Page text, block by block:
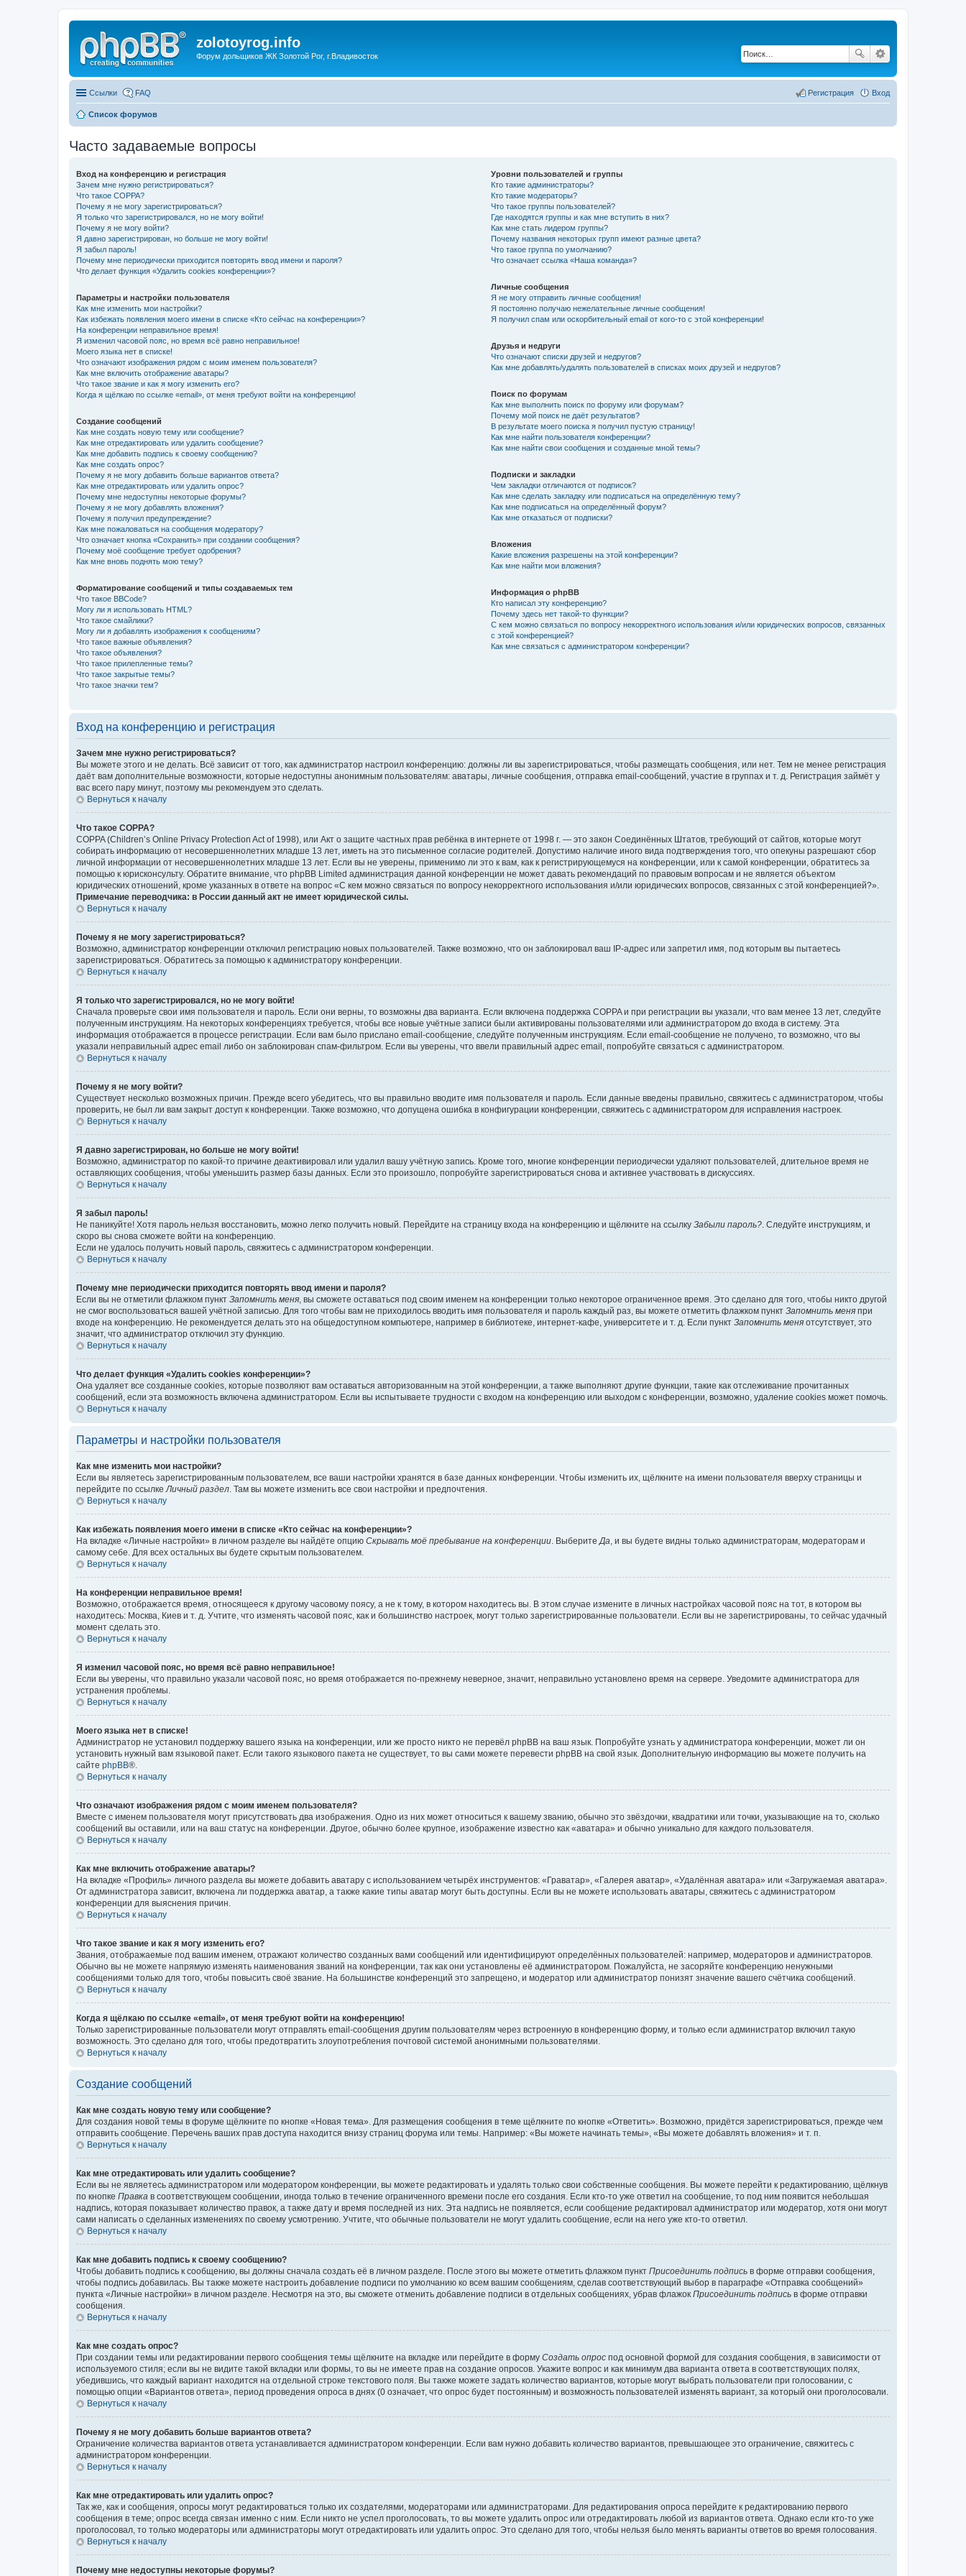
zolotoyrog.info
Форум дольщиков ЖК Золотой Рог, г.Владивосток
Ссылки FAQ Вход
Регистрация
Список форумов
Часто задаваемые вопросы
Вход на конференцию и регистрация
Зачем мне нужно регистрироваться?
Что такое COPPA?
Почему я не могу зарегистрироваться?
Я только что зарегистрировался, но не могу войти!
Почему я не могу войти?
Я давно зарегистрирован, но больше не могу войти!
Я забыл пароль!
Почему мне периодически приходится повторять ввод имени и пароля?
Что делает функция «Удалить cookies конференции»?
Параметры и настройки пользователя
Как мне изменить мои настройки?
Как избежать появления моего имени в списке «Кто сейчас на конференции»?
На конференции неправильное время!
Я изменил часовой пояс, но время всё равно неправильное!
Моего языка нет в списке!
Что означают изображения рядом с моим именем пользователя?
Как мне включить отображение аватары?
Что такое звание и как я могу изменить его?
Когда я щёлкаю по ссылке «email», от меня требуют войти на конференцию!
Создание сообщений
Как мне создать новую тему или сообщение?
Как мне отредактировать или удалить сообщение?
Как мне добавить подпись к своему сообщению?
Как мне создать опрос?
Почему я не могу добавить больше вариантов ответа?
Как мне отредактировать или удалить опрос?
Почему мне недоступны некоторые форумы?
Почему я не могу добавлять вложения?
Почему я получил предупреждение?
Как мне пожаловаться на сообщения модератору?
Что означает кнопка «Сохранить» при создании сообщения?
Почему моё сообщение требует одобрения?
Как мне вновь поднять мою тему?
Форматирование сообщений и типы создаваемых тем
Что такое BBCode?
Могу ли я использовать HTML?
Что такое смайлики?
Могу ли я добавлять изображения к сообщениям?
Что такое важные объявления?
Что такое объявления?
Что такое прилепленные темы?
Что такое закрытые темы?
Что такое значки тем?
Уровни пользователей и группы
Кто такие администраторы?
Кто такие модераторы?
Что такое группы пользователей?
Где находятся группы и как мне вступить в них?
Как мне стать лидером группы?
Почему названия некоторых групп имеют разные цвета?
Что такое группа по умолчанию?
Что означает ссылка «Наша команда»?
Личные сообщения
Я не могу отправить личные сообщения!
Я постоянно получаю нежелательные личные сообщения!
Я получил спам или оскорбительный email от кого-то с этой конференции!
Друзья и недруги
Что означают списки друзей и недругов?
Как мне добавлять/удалять пользователей в списках моих друзей и недругов?
Поиск по форумам
Как мне выполнить поиск по форуму или форумам?
Почему мой поиск не даёт результатов?
В результате моего поиска я получил пустую страницу!
Как мне найти пользователя конференции?
Как мне найти свои сообщения и созданные мной темы?
Подписки и закладки
Чем закладки отличаются от подписок?
Как мне сделать закладку или подписаться на определённую тему?
Как мне подписаться на определённый форум?
Как мне отказаться от подписки?
Вложения
Какие вложения разрешены на этой конференции?
Как мне найти мои вложения?
Информация о phpBB
Кто написал эту конференцию?
Почему здесь нет такой-то функции?
С кем можно связаться по вопросу некорректного использования и/или юридических вопросов, связанных
с этой конференцией?
Как мне связаться с администратором конференции?
Вход на конференцию и регистрация
Зачем мне нужно регистрироваться?
Вы можете этого и не делать. Всё зависит от того, как администратор настроил конференцию: должны ли вы зарегистрироваться, чтобы размещать сообщения, или нет. Тем не менее регистрация
даёт вам дополнительные возможности, которые недоступны анонимным пользователям: аватары, личные сообщения, отправка email-сообщений, участие в группах и т. д. Регистрация займёт у
вас всего пару минут, поэтому мы рекомендуем это сделать.
Вернуться к началу
Что такое COPPA?
COPPA (Children’s Online Privacy Protection Act of 1998), или Акт о защите частных прав ребёнка в интернете от 1998 г. — это закон Соединённых Штатов, требующий от сайтов, которые могут
собирать информацию от несовершеннолетних младше 13 лет, иметь на это письменное согласие родителей. Допустимо наличие иного вида подтверждения того, что опекуны разрешают сбор
личной информации от несовершеннолетних младше 13 лет. Если вы не уверены, применимо ли это к вам, как к регистрирующемуся на конференции, или к самой конференции, обратитесь за
помощью к юрисконсульту. Обратите внимание, что phpBB Limited администрация данной конференции не может давать рекомендаций по правовым вопросам и не является объектом
юридических отношений, кроме указанных в ответе на вопрос «С кем можно связаться по вопросу некорректного использования и/или юридических вопросов, связанных с этой конференцией?».
Примечание переводчика: в России данный акт не имеет юридической силы.
Вернуться к началу
Почему я не могу зарегистрироваться?
Возможно, администратор конференции отключил регистрацию новых пользователей. Также возможно, что он заблокировал ваш IP-адрес или запретил имя, под которым вы пытаетесь
зарегистрироваться. Обратитесь за помощью к администратору конференции.
Вернуться к началу
Я только что зарегистрировался, но не могу войти!
Сначала проверьте свои имя пользователя и пароль. Если они верны, то возможны два варианта. Если включена поддержка COPPA и при регистрации вы указали, что вам менее 13 лет, следуйте
полученным инструкциям. На некоторых конференциях требуется, чтобы все новые учётные записи были активированы пользователями или администратором до входа в систему. Эта
информация отображается в процессе регистрации. Если вам было прислано email-сообщение, следуйте полученным инструкциям. Если email-сообщение не получено, то возможно, что вы
указали неправильный адрес email либо он заблокирован спам-фильтром. Если вы уверены, что ввели правильный адрес email, попробуйте связаться с администратором.
Вернуться к началу
Почему я не могу войти?
Существует несколько возможных причин. Прежде всего убедитесь, что вы правильно вводите имя пользователя и пароль. Если данные введены правильно, свяжитесь с администратором, чтобы
проверить, не был ли вам закрыт доступ к конференции. Также возможно, что допущена ошибка в конфигурации конференции, свяжитесь с администратором для исправления настроек.
Вернуться к началу
Я давно зарегистрирован, но больше не могу войти!
Возможно, администратор по какой-то причине деактивировал или удалил вашу учётную запись. Кроме того, многие конференции периодически удаляют пользователей, длительное время не
оставляющих сообщения, чтобы уменьшить размер базы данных. Если это произошло, попробуйте зарегистрироваться снова и активнее участвовать в дискуссиях.
Вернуться к началу
Я забыл пароль!
Не паникуйте! Хотя пароль нельзя восстановить, можно легко получить новый. Перейдите на страницу входа на конференцию и щёлкните на ссылку Забыли пароль? . Следуйте инструкциям, и
скоро вы снова сможете войти на конференцию.
Если не удалось получить новый пароль, свяжитесь с администратором конференции.
Вернуться к началу
Почему мне периодически приходится повторять ввод имени и пароля?
Если вы не отметили флажком пункт Запомнить меня , вы сможете оставаться под своим именем на конференции только некоторое ограниченное время. Это сделано для того, чтобы никто другой
не смог воспользоваться вашей учётной записью. Для того чтобы вам не приходилось вводить имя пользователя и пароль каждый раз, вы можете отметить флажком пункт Запомнить меня при
входе на конференцию. Не рекомендуется делать это на общедоступном компьютере, например в библиотеке, интернет-кафе, университете и т. д. Если пункт Запомнить меня отсутствует, это
значит, что администратор отключил эту функцию.
Вернуться к началу
Что делает функция «Удалить cookies конференции»?
Она удаляет все созданные cookies, которые позволяют вам оставаться авторизованным на этой конференции, а также выполняют другие функции, такие как отслеживание прочитанных
сообщений, если эта возможность включена администратором. Если вы испытываете трудности с входом на конференцию или выходом с конференции, возможно, удаление cookies может помочь.
Вернуться к началу
Параметры и настройки пользователя
Как мне изменить мои настройки?
Если вы являетесь зарегистрированным пользователем, все ваши настройки хранятся в базе данных конференции. Чтобы изменить их, щёлкните на имени пользователя вверху страницы и
перейдите по ссылке Личный раздел . Там вы можете изменить все свои настройки и предпочтения.
Вернуться к началу
Как избежать появления моего имени в списке «Кто сейчас на конференции»?
На вкладке «Личные настройки» в личном разделе вы найдёте опцию Скрывать моё пребывание на конференции . Выберите Да , и вы будете видны только администраторам, модераторам и
самому себе. Для всех остальных вы будете скрытым пользователем.
Вернуться к началу
На конференции неправильное время!
Возможно, отображается время, относящееся к другому часовому поясу, а не к тому, в котором находитесь вы. В этом случае измените в личных настройках часовой пояс на тот, в котором вы
находитесь: Москва, Киев и т. д. Учтите, что изменять часовой пояс, как и большинство настроек, могут только зарегистрированные пользователи. Если вы не зарегистрированы, то сейчас удачный
момент сделать это.
Вернуться к началу
Я изменил часовой пояс, но время всё равно неправильное!
Если вы уверены, что правильно указали часовой пояс, но время отображается по-прежнему неверное, значит, неправильно установлено время на сервере. Уведомите администратора для
устранения проблемы.
Вернуться к началу
Моего языка нет в списке!
Администратор не установил поддержку вашего языка на конференции, или же просто никто не перевёл phpBB на ваш язык. Попробуйте узнать у администратора конференции, может ли он
установить нужный вам языковой пакет. Если такого языкового пакета не существует, то вы сами можете перевести phpBB на свой язык. Дополнительную информацию вы можете получить на
сайте phpBB®.
Вернуться к началу
Что означают изображения рядом с моим именем пользователя?
Вместе с именем пользователя могут присутствовать два изображения. Одно из них может относиться к вашему званию, обычно это звёздочки, квадратики или точки, указывающие на то, сколько
сообщений вы оставили, или на ваш статус на конференции. Другое, обычно более крупное, изображение известно как «аватара» и обычно уникально для каждого пользователя.
Вернуться к началу
Как мне включить отображение аватары?
На вкладке «Профиль» личного раздела вы можете добавить аватару с использованием четырёх инструментов: «Граватар», «Галерея аватар», «Удалённая аватара» или «Загружаемая аватара».
От администратора зависит, включена ли поддержка аватар, а также какие типы аватар могут быть доступны. Если вы не можете использовать аватары, свяжитесь с администратором
конференции для выяснения причин.
Вернуться к началу
Что такое звание и как я могу изменить его?
Звания, отображаемые под вашим именем, отражают количество созданных вами сообщений или идентифицируют определённых пользователей: например, модераторов и администраторов.
Обычно вы не можете напрямую изменять наименования званий на конференции, так как они установлены её администратором. Пожалуйста, не засоряйте конференцию ненужными
сообщениями только для того, чтобы повысить своё звание. На большинстве конференций это запрещено, и модератор или администратор понизят значение вашего счётчика сообщений.
Вернуться к началу
Когда я щёлкаю по ссылке «email», от меня требуют войти на конференцию!
Только зарегистрированные пользователи могут отправлять email-сообщения другим пользователям через встроенную в конференцию форму, и только если администратор включил такую
возможность. Это сделано для того, чтобы предотвратить злоупотребления почтовой системой анонимными пользователями.
Вернуться к началу
Создание сообщений
Как мне создать новую тему или сообщение?
Для создания новой темы в форуме щёлкните по кнопке «Новая тема». Для размещения сообщения в теме щёлкните по кнопке «Ответить». Возможно, придётся зарегистрироваться, прежде чем
отправить сообщение. Перечень ваших прав доступа находится внизу страниц форума или темы. Например: «Вы можете начинать темы», «Вы можете добавлять вложения» и т. п.
Вернуться к началу
Как мне отредактировать или удалить сообщение?
Если вы не являетесь администратором или модератором конференции, вы можете редактировать и удалять только свои собственные сообщения. Вы можете перейти к редактированию, щёлкнув
по кнопке Правка в соответствующем сообщении, иногда только в течение ограниченного времени после его создания. Если кто-то уже ответил на сообщение, то под ним появится небольшая
надпись, которая показывает количество правок, а также дату и время последней из них. Эта надпись не появляется, если сообщение редактировал администратор или модератор, хотя они могут
сами написать о сделанных изменениях по своему усмотрению. Учтите, что обычные пользователи не могут удалить сообщение, если на него уже кто-то ответил.
Вернуться к началу
Как мне добавить подпись к своему сообщению?
Чтобы добавить подпись к сообщению, вы должны сначала создать её в личном разделе. После этого вы можете отметить флажком пункт Присоединить подпись в форме отправки сообщения,
чтобы подпись добавилась. Вы также можете настроить добавление подписи по умолчанию ко всем вашим сообщениям, сделав соответствующий выбор в параграфе «Отправка сообщений»
пункта «Личные настройки» в личном разделе. Несмотря на это, вы сможете отменить добавление подписи в отдельных сообщениях, убрав флажок Присоединить подпись в форме отправки
сообщения.
Вернуться к началу
Как мне создать опрос?
При создании темы или редактировании первого сообщения темы щёлкните на вкладке или перейдите в форму Создать опрос под основной формой для создания сообщения, в зависимости от
используемого стиля; если вы не видите такой вкладки или формы, то вы не имеете прав на создание опросов. Укажите вопрос и как минимум два варианта ответа в соответствующих полях,
убедившись, что каждый вариант находится на отдельной строке текстового поля. Вы также можете задать количество вариантов, которые могут выбрать пользователи при голосовании, с
помощью опции «Вариантов ответа», период проведения опроса в днях (0 означает, что опрос будет постоянным) и возможность пользователей изменять вариант, за который они проголосовали.
Вернуться к началу
Почему я не могу добавить больше вариантов ответа?
Ограничение количества вариантов ответа устанавливается администратором конференции. Если вам нужно добавить количество вариантов, превышающее это ограничение, свяжитесь с
администратором конференции.
Вернуться к началу
Как мне отредактировать или удалить опрос?
Так же, как и сообщения, опросы могут редактироваться только их создателями, модераторами или администраторами. Для редактирования опроса перейдите к редактированию первого
сообщения в теме; опрос всегда связан именно с ним. Если никто не успел проголосовать, то вы можете удалить опрос или отредактировать любой из вариантов ответа. Однако если кто-то уже
проголосовал, то только модераторы или администраторы могут отредактировать или удалить опрос. Это сделано для того, чтобы нельзя было менять варианты ответов во время голосования.
Вернуться к началу
Почему мне недоступны некоторые форумы?